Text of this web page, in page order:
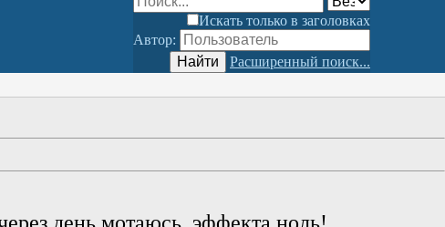
Искать только в заголовках
Автор:
Найти
Расширенный поиск...